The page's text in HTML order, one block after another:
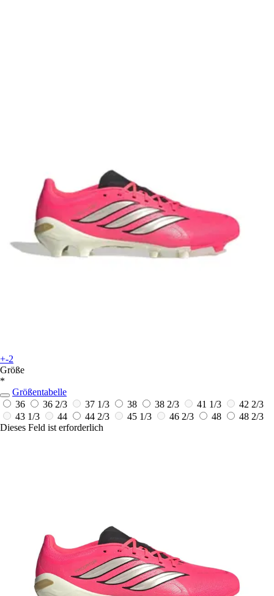
+-2
Größe
*
Größentabelle
36
36 2/3 37 1/3 38 38 2/3 41 1/3
42 2/3
43 1/3
44 44 2/3 45 1/3 46 2/3 48
48 2/3
Dieses Feld ist erforderlich